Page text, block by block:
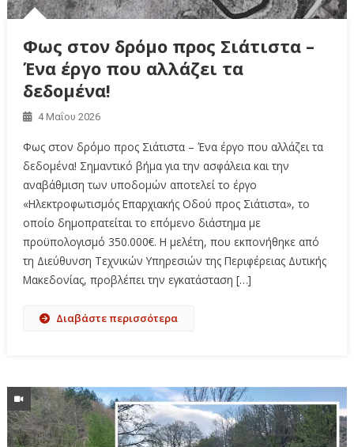
Φως στον δρόμο προς Σιάτιστα –
Ένα έργο που αλλάζει τα
δεδομένα!
4 Μαΐου 2026
Φως στον δρόμο προς Σιάτιστα – Ένα έργο που αλλάζει τα
δεδομένα! Σημαντικό βήμα για την ασφάλεια και την
αναβάθμιση των υποδομών αποτελεί το έργο
«Ηλεκτροφωτισμός Επαρχιακής Οδού προς Σιάτιστα», το
οποίο δημοπρατείται το επόμενο διάστημα με
προϋπολογισμό 350.000€. Η μελέτη, που εκπονήθηκε από
τη Διεύθυνση Τεχνικών Υπηρεσιών της Περιφέρειας Δυτικής
Μακεδονίας, προβλέπει την εγκατάσταση […]
Διαβάστε περισσότερα